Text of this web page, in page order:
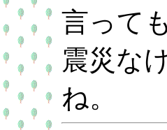
言って
震災な
ね。